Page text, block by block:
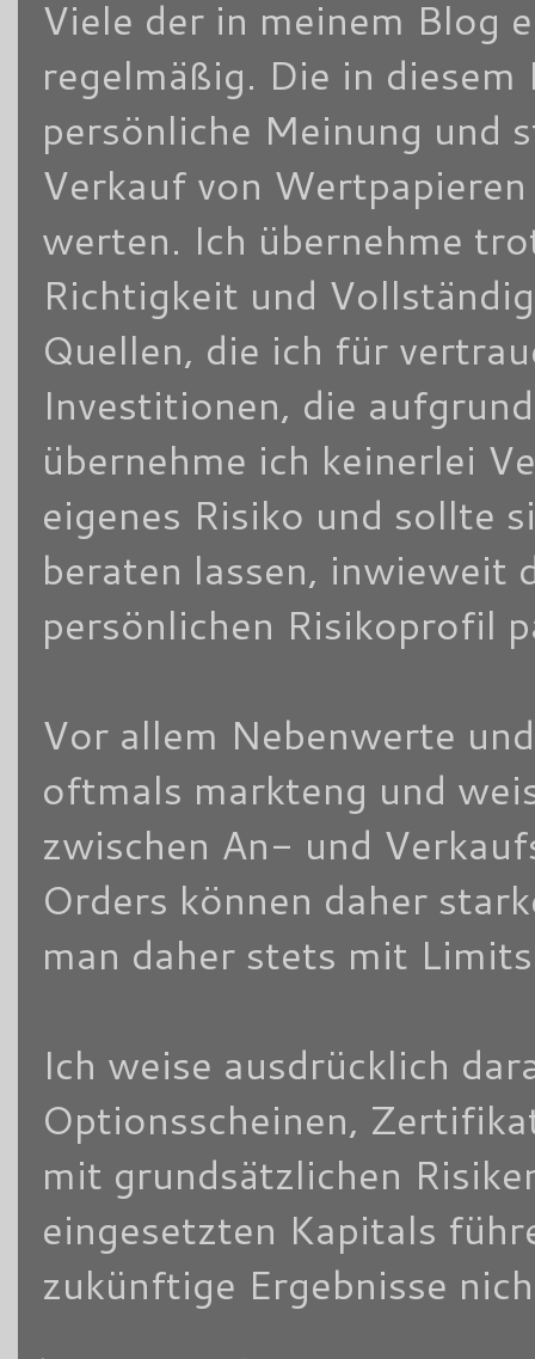
Viele der in meinem Blog
regelmäßig. Die in
persönliche Meinung und
Verkauf von
werten. Ich übernehme
Richtigkeit und
Quellen, die ich für
Investitionen, die
übernehme ich keinerlei
eigenes Risiko und sollte
beraten lassen, inwieweit
persönlichen Risikoprofil
Vor allem Nebenwerte
oftmals markteng und
zwischen An- und
Orders können daher
man daher stets mit
Ich weise ausdrücklich
Optionsscheinen,
mit grundsätzlichen
eingesetzten Kapitals
zukünftige Ergebnisse